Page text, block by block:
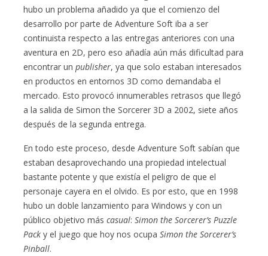
hubo un problema añadido ya que el comienzo del
desarrollo por parte de Adventure Soft iba a ser
continuista respecto a las entregas anteriores con una
aventura en 2D, pero eso añadía aún más dificultad para
encontrar unpublisher, ya que solo estaban interesados
en productos en entornos 3D como demandaba el
mercado. Esto provocó innumerables retrasos que llegó
a la salida de Simon the Sorcerer 3D a 2002, siete años
después de la segunda entrega.
En todo este proceso, desde Adventure Soft sabían que
estaban desaprovechando una propiedad intelectual
bastante potente y que existía el peligro de que el
personaje cayera en el olvido. Es por esto, que en 1998
hubo un doble lanzamiento para Windows y con un
público objetivo máscasual:Simon the Sorcerer’s Puzzle
Pack y el juego que hoy nos ocupaSimon the Sorcerer’s
Pinball.